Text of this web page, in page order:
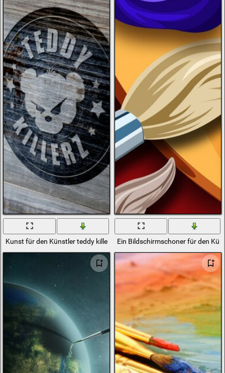
Kunst für den Künstler teddy killerz Ein Bildschirmschoner für den